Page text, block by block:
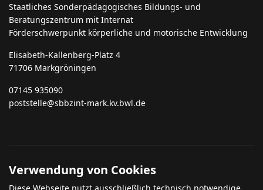
Staatliches Sonderpädagogisches Bildungs- und
Beratungszentrum mit Internat
Förderschwerpunkt körperliche und motorische Entwicklung
Elisabeth-Kallenberg-Platz 4
71706 Markgröningen
07145 935090
poststelle@sbbzint-mark.kv.bwl.de
Verwendung von Cookies